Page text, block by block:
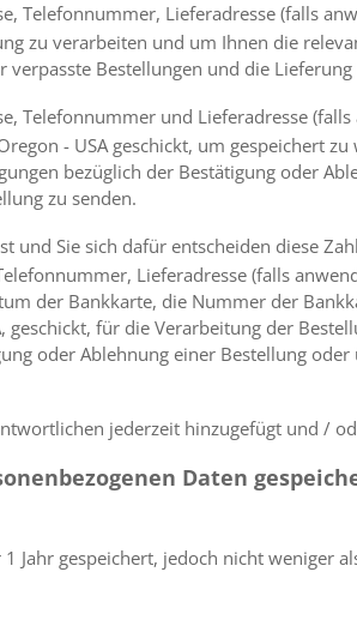
Telefonnummer, Lieferadresse (falls
zu verarbeiten und um Ihnen die
Bestellungen und die
Telefonnummer und Lieferadresse
- USA geschickt, um gespeichert
bezüglich der Bestätigung oder
zu senden.
und Sie sich dafür entscheiden diese
Lieferadresse (falls
der Bankkarte, die Nummer der
geschickt, für die Verarbeitung der
oder Ablehnung einer Bestellung
jederzeit hinzugefügt und /
Daten
Jahr gespeichert, jedoch nicht weniger